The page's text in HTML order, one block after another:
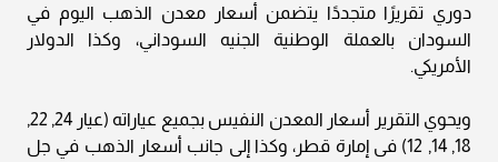
دوري تقريرًا متجددًا يتضمن أسعار معدن الذهب اليوم في
السودان بالعملة الوطنية الجنيه السوداني، وكذا الدولار
الأمريكي.
ويحوي التقرير أسعار المعدن النفيس بجميع عياراته (عيار 24, 22,
18, 14, 12) فى إمارة قطر، وكذا إلى جانب أسعار الذهب في جل